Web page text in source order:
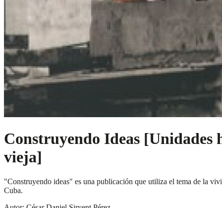
Construyendo Ideas [Unidades
vieja]
"Construyendo ideas" es una publicación que utiliza el tema de la
Cuba.